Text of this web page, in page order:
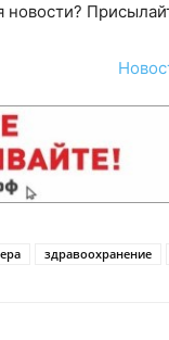
новости?
здравоохранение